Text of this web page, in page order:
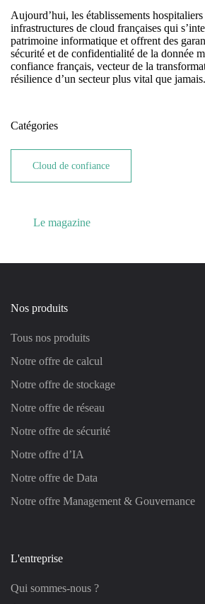
Aujourd’hui, les établissements
infrastructures de cloud françaises qui
patrimoine informatique et offrent des
sécurité et de confidentialité de la donnée
confiance français, vecteur de la
résilience d’un secteur plus vital que jamais.
Catégories
Cloud de confiance
Le magazine
Nos produits
Tous nos produits
Notre offre de calcul
Notre offre de stockage
Notre offre de réseau
Notre offre de sécurité
Notre offre d’IA
Notre offre de Data
Notre offre Management & Gouvernance
L'entreprise
Qui sommes-nous ?